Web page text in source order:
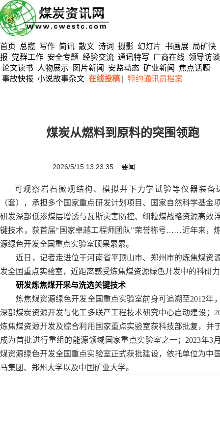
首页 总揽 写作 简讯 散文 诗词 摄影 幻灯片 书画展 局矿快
报 党群工作 安全专题 经验交流 通讯特写 厂商在线 领导访谈
论文读书
人物展示 图片新闻 安监动态 矿业新闻
焦点话题
事故快报 小说故事杂文 在线投稿 特约通讯员档案
煤炭从燃料到原料的突围领跑
2026/5/15 13:23:35 要闻
可观察岩石微观结构、模拟井下力学试验等仪器装备
（套），承担多个国家重点研发计划项目、国家自然科学基金
研发深部低渗煤层增透与瓦斯灾害防控、细粒煤战略资源高效
键技术，获首届“国家卓越工程师团队”荣誉称号……近年来，
源绿色开发全国重点实验室硕果累累。
近日，记者走进位于河南省平顶山市、郑州市的炼焦煤资
发全国重点实验室，近距离感受炼焦煤资源绿色开发中的科研
研发炼焦煤开采与洗选关键技术
炼焦煤资源绿色开发全国重点实验室前身可追溯至2012年
深部煤炭资源开发与化工多联产工程技术研究中心启动建设；
炼焦煤资源开发及综合利用国家重点实验室获科技部批复，并
成为首批进行重组的能源领域国家重点实验室之一；2023年3
煤资源绿色开发全国重点实验室正式获批建设，依托单位为中
马集团、郑州大学以及中国矿业大学。